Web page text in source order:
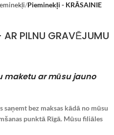
Pieminekļi - KRĀSAINIE
PILNU GRAVĒJUMU
maketu ar mūsu jauno
bez maksas kādā no mūsu
punktā Rīgā. Mūsu filiāles